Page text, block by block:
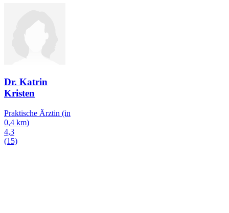
Dr. Katrin
Kristen
Praktische Ärztin (in
0,4 km)
4,3
(15)